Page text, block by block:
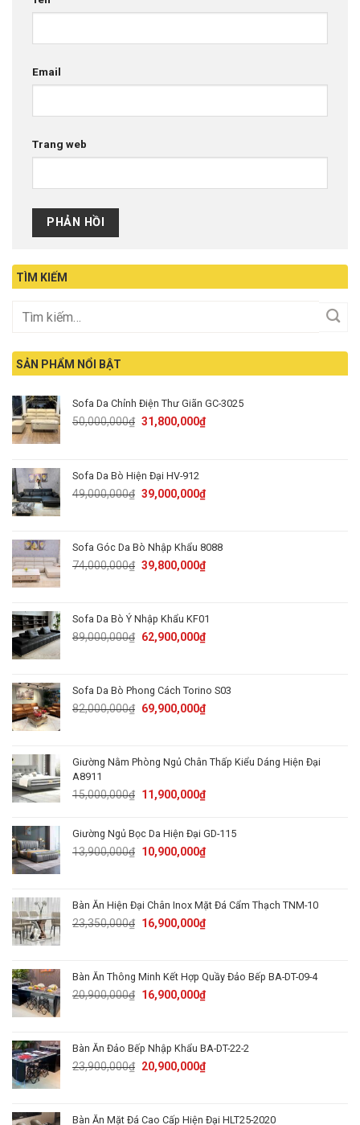
Email
Trang web
TÌM KIẾM
SẢN PHẨM NỔI BẬT
Sofa Da Chỉnh Điện Thư Giãn GC-3025
50,000,000₫ Original
31,800,000₫Current
Sofa Da Bò Hiện Đại HV-912
49,000,000₫ Original
49,000,000₫.
39,000,000₫Current
Sofa Góc Da Bò Nhập Khẩu 8088
74,000,000₫ Original
74,000,000₫.
39,800,000₫Current
Sofa Da Bò Ý Nhập Khẩu KF01
89,000,000₫ Original
62,900,000₫Current
Sofa Da Bò Phong Cách Torino S03
82,000,000₫ Original
82,000,000₫.
69,900,000₫Current
69,900,000₫.
Giường Nằm Phòng Ngủ Chân Thấp Kiểu Dáng Hiện Đại
A8911
15,000,000₫ Original
15,000,000₫.
11,900,000₫Current
11,900,000₫.
Giường Ngủ Bọc Da Hiện Đại GD-115
13,900,000₫ Original
10,900,000₫Current
10,900,000₫.
Bàn Ăn Hiện Đại Chân Inox Mặt Đá Cẩm Thạch TNM-10
23,350,000₫ Original
23,350,000₫.
16,900,000₫Current
16,900,000₫.
Bàn Ăn Thông Minh Kết Hợp Quầy Đảo Bếp BA-DT-09-4
20,900,000₫ Original
20,900,000₫.
16,900,000₫Current
Bàn Ăn Đảo Bếp Nhập Khẩu BA-DT-22-2
23,900,000₫ Original
23,900,000₫.
20,900,000₫Current
Bàn Ăn Mặt Đá Cao Cấp Hiện Đại HLT25-2020